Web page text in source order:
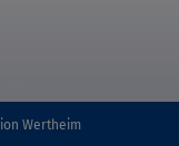
Wertheim